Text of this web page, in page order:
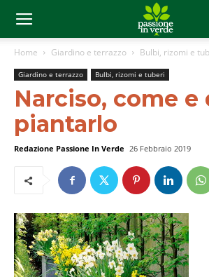
Home Giardino e terrazzo Bulbi, rizomi e
Giardino e terrazzo Bulbi, rizomi e tuberi
Narciso, come e
piantarlo
Redazione Passione In Verde 26 Febbraio 2019